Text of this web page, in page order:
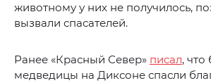
животному у них не получилось,
вызвали спасателей.
Ранее «Красный Север» писал, что
медведицы на Диксоне спасли